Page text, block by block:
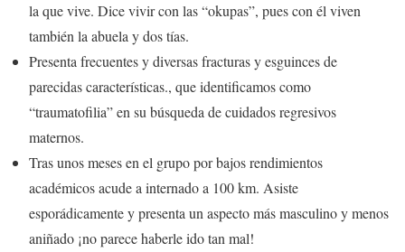
la que vive. Dice vivir con las “okupas”, pues con él viven
también la abuela y dos tías.
Presenta frecuentes y diversas fracturas y esguinces de
parecidas características., que identificamos como
“traumatofilia” en su búsqueda de cuidados regresivos
maternos.
Tras unos meses en el grupo por bajos rendimientos
académicos acude a internado a 100 km. Asiste
esporádicamente y presenta un aspecto más masculino y menos
aniñado ¡no parece haberle ido tan mal!